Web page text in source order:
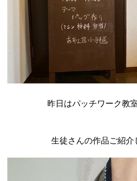
昨日はパッチワーク教
生徒さんの作品ご紹介